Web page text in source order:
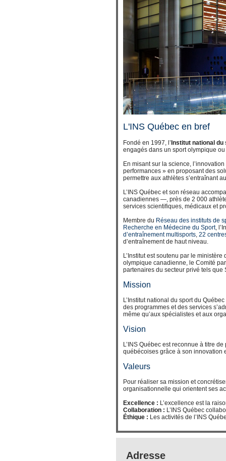
L'INS Québec en bref
Fondé en 1997, l’ Institut national du
engagés dans un sport olympique
En misant sur la science,
performances » en proposant des
permettre aux athlètes s’entraînant
L’INS Québec et son réseau
canadiennes —, près de 2 000
services scientifiques, médicaux et
Membre du Réseau des instituts de
Recherche en Médecine du Sport,
d’entraînement multisports, 22
d’entraînement de haut niveau.
L’Institut est soutenu par le
olympique canadienne, le Comité
partenaires du secteur privé tels que
Mission
L’Institut national du sport du
des programmes et des services
même qu’aux spécialistes et aux
Vision
L’INS Québec est reconnue à titre
québécoises grâce à son innovation
Valeurs
Pour réaliser sa mission et
organisationnelle qui orientent ses
Excellence : L’excellence est la
Collaboration : L’INS Québec
Éthique : Les activités de l’INS
Adresse